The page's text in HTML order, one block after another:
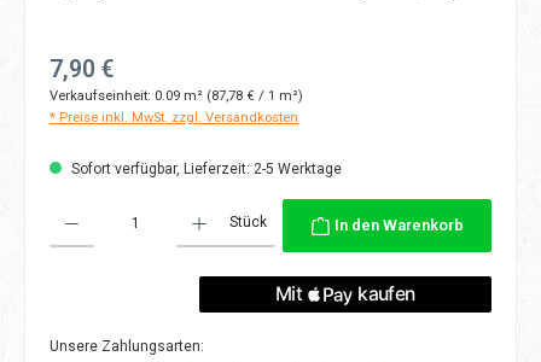
Regulärer Preis:
7,90 €
Verkaufseinheit: 0.09 m² (87,78 € / 1 m²)
* Preise inkl. MwSt. zzgl. Versandkosten
Sofort verfügbar, Lieferzeit: 2-5 Werktage
Stück In den Warenkorb
Unsere Zahlungsarten: